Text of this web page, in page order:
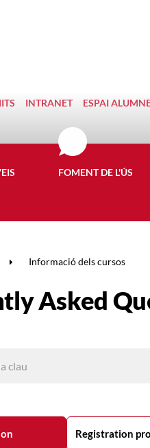
INTRANET ESPAI
FOMENT DE L'ÚS
Informació dels cursos
Asked
Registration